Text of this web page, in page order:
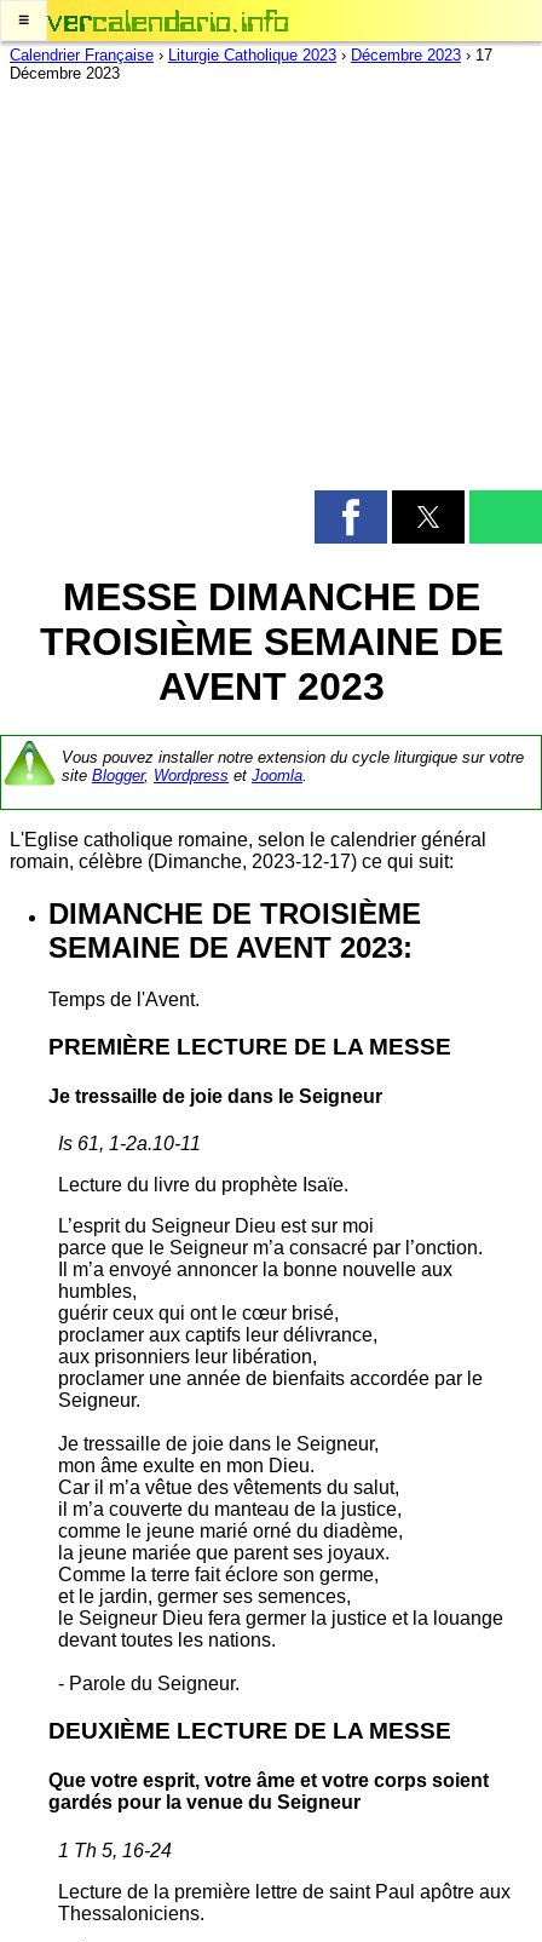
≡
Calendrier Française › Liturgie Catholique 2023 › Décembre 2023 › 17
Décembre 2023
MESSE DIMANCHE DE
TROISIÈME SEMAINE DE
AVENT 2023
Vous pouvez installer notre extension du cycle liturgique sur votre
site Blogger, Wordpress et Joomla.
L'Eglise catholique romaine, selon le calendrier général
romain, célèbre (Dimanche, 2023-12-17) ce qui suit:
DIMANCHE DE TROISIÈME
SEMAINE DE AVENT 2023:
Temps de l'Avent.
PREMIÈRE LECTURE DE LA MESSE
Je tressaille de joie dans le Seigneur
Is 61, 1-2a.10-11
Lecture du livre du prophète Isaïe.
L’esprit du Seigneur Dieu est sur moi
parce que le Seigneur m’a consacré par l’onction.
Il m’a envoyé annoncer la bonne nouvelle aux
humbles,
guérir ceux qui ont le cœur brisé,
proclamer aux captifs leur délivrance,
aux prisonniers leur libération,
proclamer une année de bienfaits accordée par le
Seigneur.
Je tressaille de joie dans le Seigneur,
mon âme exulte en mon Dieu.
Car il m’a vêtue des vêtements du salut,
il m’a couverte du manteau de la justice,
comme le jeune marié orné du diadème,
la jeune mariée que parent ses joyaux.
Comme la terre fait éclore son germe,
et le jardin, germer ses semences,
le Seigneur Dieu fera germer la justice et la louange
devant toutes les nations.
- Parole du Seigneur.
DEUXIÈME LECTURE DE LA MESSE
Que votre esprit, votre âme et votre corps soient
gardés pour la venue du Seigneur
1 Th 5, 16-24
Lecture de la première lettre de saint Paul apôtre aux
Thessaloniciens.